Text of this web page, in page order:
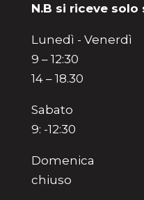
N.B si riceve
Lunedì - Venerdì
9 – 12:30
14 – 18.30
Sabato
9: -12:30
Domenica
chiuso